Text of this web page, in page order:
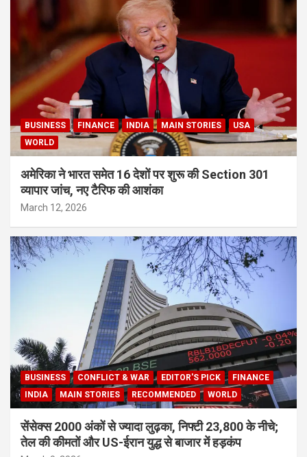
BUSINESS FINANCE INDIA MAIN STORIES
USA
WORLD
अमेरिका ने भारत समेत 16 देशों पर शुरू की Section 301
व्यापार जांच, नए टैरिफ की आशंका
March 12, 2026
BUSINESS CONFLICT & WAR EDITOR'S PICK
FINANCE
INDIA
MAIN STORIES RECOMMENDED WORLD
सेंसेक्स 2000 अंकों से ज्यादा लुढ़का, निफ्टी 23,800 के नीचे;
तेल की कीमतों और US-ईरान युद्ध से बाजार में हड़कंप